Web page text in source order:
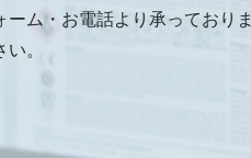
ム・お電話より承っておりま
。